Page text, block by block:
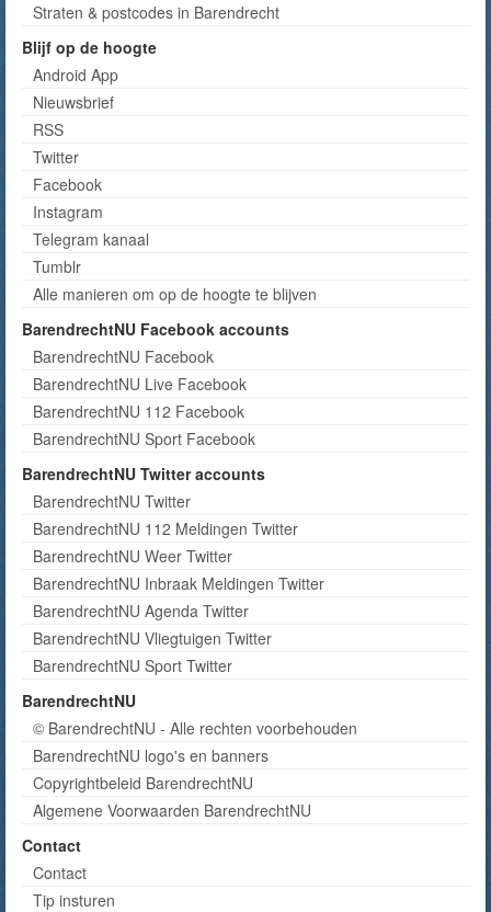
Straten & postcodes in Barendrecht
Blijf op de hoogte
Android App
Nieuwsbrief
RSS
Twitter
Facebook
Instagram
Telegram kanaal
Tumblr
Alle manieren om op de hoogte te blijven
BarendrechtNU Facebook accounts
BarendrechtNU Facebook
BarendrechtNU Live Facebook
BarendrechtNU 112 Facebook
BarendrechtNU Sport Facebook
BarendrechtNU Twitter accounts
BarendrechtNU Twitter
BarendrechtNU 112 Meldingen Twitter
BarendrechtNU Weer Twitter
BarendrechtNU Inbraak Meldingen Twitter
BarendrechtNU Agenda Twitter
BarendrechtNU Vliegtuigen Twitter
BarendrechtNU Sport Twitter
BarendrechtNU
© BarendrechtNU - Alle rechten voorbehouden
BarendrechtNU logo's en banners
Copyrightbeleid BarendrechtNU
Algemene Voorwaarden BarendrechtNU
Contact
Contact
Tip insturen